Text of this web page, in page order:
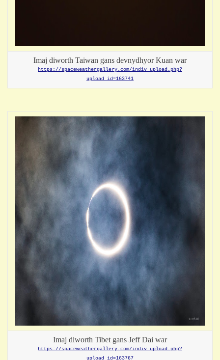
Imaj diworth Taiwan gans devnydhyor Kuan war
https://spaceweathergallery.com/indiv_upload.php?
upload_id=163741
Imaj diworth Tibet gans Jeff Dai war
https://spaceweathergallery.com/indiv_upload.php?
upload_id=163767